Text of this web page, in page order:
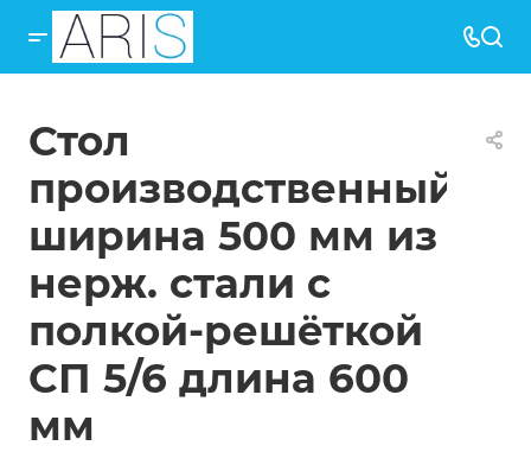
Стол
производственный
ширина 500 мм из
нерж. стали с
полкой-решёткой
СП 5/6 длина 600
мм
изготовлен